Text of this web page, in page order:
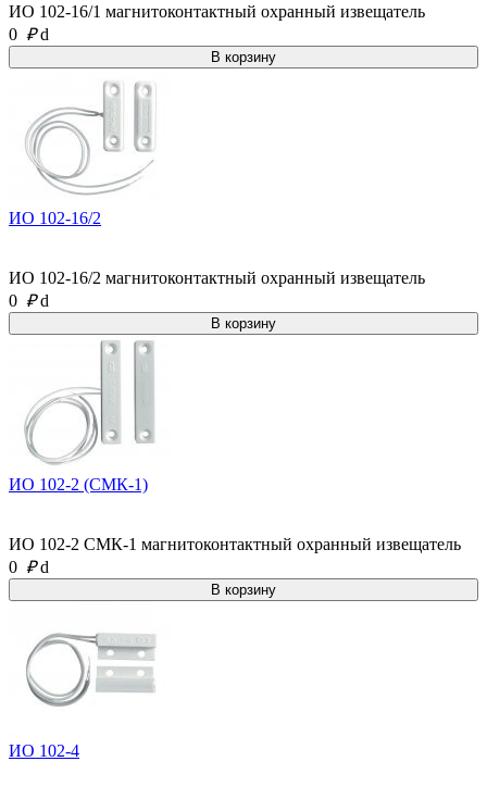
ИО 102-16/1 магнитоконтактный охранный извещатель
0 ₽ d
ИО 102-16/2
ИО 102-16/2 магнитоконтактный охранный извещатель
0 ₽ d
ИО 102-2 (СМК-1)
ИО 102-2 СМК-1 магнитоконтактный охранный извещатель
0 ₽ d
ИО 102-4